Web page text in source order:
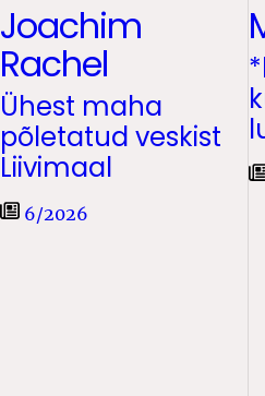
Joachim
Rachel
Ühest maha
põletatud veskist
Liivimaal
6/2026